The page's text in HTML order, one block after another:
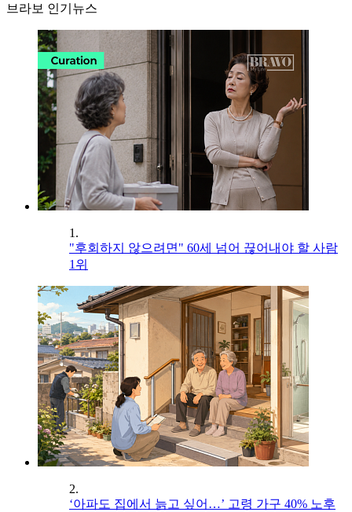
브라보 인기뉴스
1.
"후회하지 않으려면" 60세 넘어 끊어내야 할 사람
1위
2.
‘아파도 집에서 늙고 싶어…’ 고령 가구 40% 노후